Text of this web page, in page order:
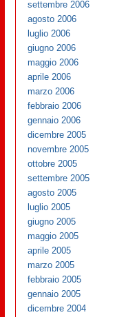
settembre 2006
agosto 2006
luglio 2006
giugno 2006
maggio 2006
aprile 2006
marzo 2006
febbraio 2006
gennaio 2006
dicembre 2005
novembre 2005
ottobre 2005
settembre 2005
agosto 2005
luglio 2005
giugno 2005
maggio 2005
aprile 2005
marzo 2005
febbraio 2005
gennaio 2005
dicembre 2004